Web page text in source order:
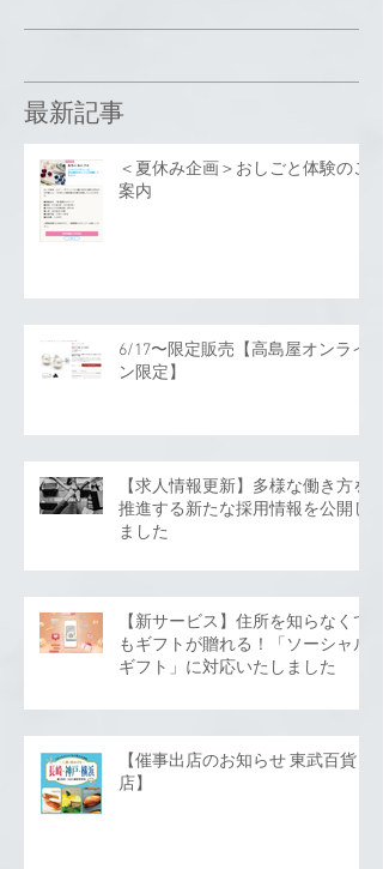
最新記事
＜夏休み企画＞おしごと体験のご
案内
6/17〜限定販売【高島屋オンライ
ン限定】
【求人情報更新】多様な働き方を
推進する新たな採用情報を公開し
ました
【新サービス】住所を知らなくて
もギフトが贈れる！「ソーシャル
ギフト」に対応いたしました
【催事出店のお知らせ 東武百貨
店】